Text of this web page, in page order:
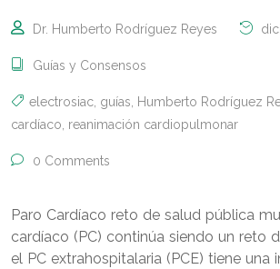
Dr. Humberto Rodríguez Reyes
Guías y Consensos
electrosiac, guías, Humberto Rodríguez
cardíaco, reanimación cardiopulmonar
0 Comments
Paro Cardíaco reto de salud pública
cardíaco (PC) continúa siendo un reto
el PC extrahospitalaria (PCE) tiene una